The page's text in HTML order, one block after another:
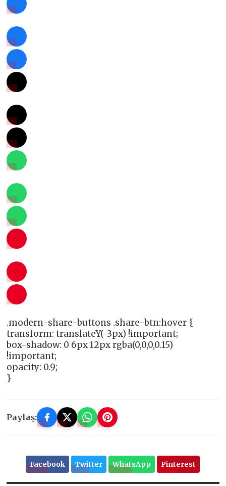
.modern-share-buttons .share-btn:hover {
transform: translateY(-3px) !important;
box-shadow: 0 6px 12px rgba(0,0,0,0.15)
!important;
opacity: 0.9;
}
Paylaş:
Facebook Twitter WhatsApp Pinterest